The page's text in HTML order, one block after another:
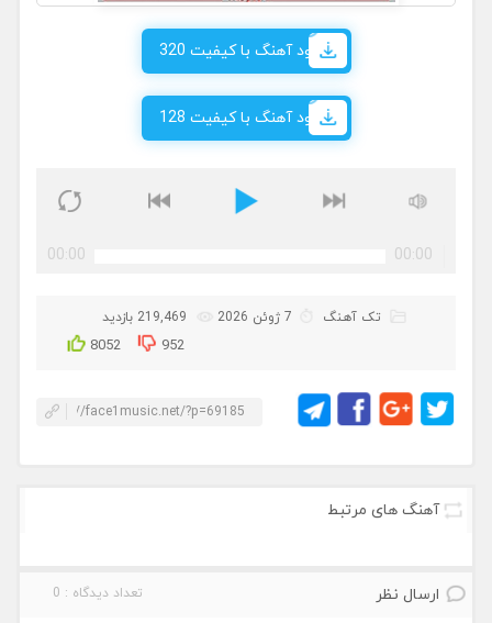
دانلود آهنگ با کیفیت 320
دانلود آهنگ با کیفیت 128
00:00
00:00
تک آهنگ 7 ژوئن 2026 219,469 بازدید
8052 952
آهنگ های مرتبط
ارسال نظر تعداد دیدگاه : 0